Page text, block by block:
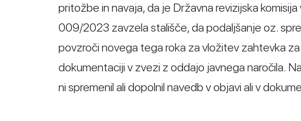
pritožbe in navaja, da je Državna revizijska
009/2023 zavzela stališče, da podaljšanje oz.
povzroči novega tega roka za vložitev zahtevka
dokumentaciji v zvezi z oddajo javnega naročila.
ni spremenil ali dopolnil navedb v objavi ali v